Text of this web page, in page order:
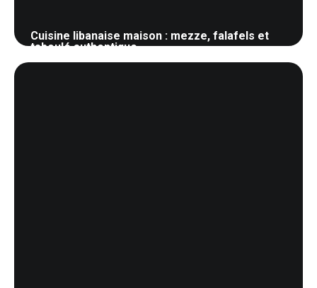
Cuisine libanaise maison : mezze, falafels et
taboulé authentique